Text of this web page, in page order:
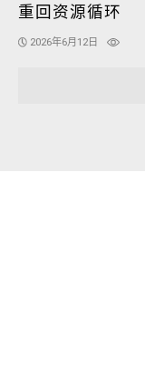
重回资源循环
2026年6月12日